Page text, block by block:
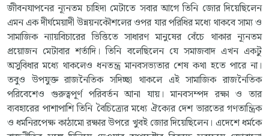
জীবনযাপনের ন্যূনতম চাহিদা মেটাতে সবার আগে তিনি জোর দিয়েছিলেন
এমন এক দীর্ঘমেয়াদী উন্নয়নকৌশলের ওপর যার পরিধির মধ্যে থাকবে সাম্য ও
সামাজিক ন্যায়বিচারের ভিত্তিতে সাধারণ মানুষের বেঁচে থাকার ন্যূনতম
প্রয়োজন মেটাবার শর্তাদি। তিনি বলেছিলেন যে সমাজবাদ এখন একটু
অসুবিধার মধ্যে থাকলেও ধনতন্ত্র মানবসভ্যতার শেষ কথা হতে পারে না।
তবুও উপযুক্ত রাজনৈতিক সদিচ্ছা থাকলে এই সামাজিক রাজনৈতিক
পরিবেশেও গুরুত্বপূর্ণ পরিবর্তন আনা যায়। মানবসম্পদ রক্ষা ও তার
ব্যবহারের পাশাপাশি তিনি বৈচিত্র্যের মধ্যে ঐক্যের দেশ ভারতের গণতান্ত্রিক
ও ধর্মনিরপেক্ষ কাঠামো রক্ষার উপরে খুবই জোর দিয়েছিলেন। এদেশে ধর্মকে